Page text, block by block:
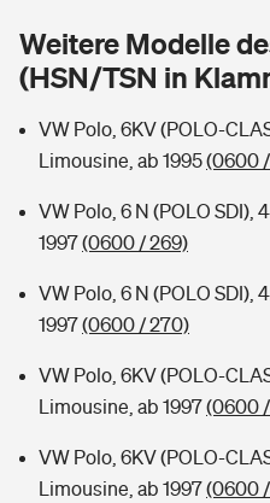
Hochwasser-Check: Wie
Sie haben Fragen?
Private Cyberversicherung
Zur Übersicht
Kinderunfall-Check: Mehr
Typklassen: So ist Ihr Auto
Sie haben Fragen?
Rentenrechner: Wie viel Geld
Weitere Modelle
(HSN/TSN in
VW Polo, 6KV (POLO-
Limousine, ab 1995(0600
VW Polo, 6 N (POLO SDI),
1997(0600 / 269)
VW Polo, 6 N (POLO SDI),
1997(0600 / 270)
VW Polo, 6KV (POLO-
Limousine, ab 1997(0600 /
VW Polo, 6KV (POLO-
Limousine, ab 1997(0600